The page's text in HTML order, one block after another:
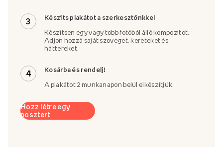
3 Készíts plakátot a szerkesztőnkkel
Készítsen egy vagy több fotóból álló kompozitot.
Adjon hozzá saját szöveget, kereteket és
háttereket.
4 Kosárba és rendelj!
A plakátot 2 munkanapon belül elkészítjük.
Hozz létre egy
posztert